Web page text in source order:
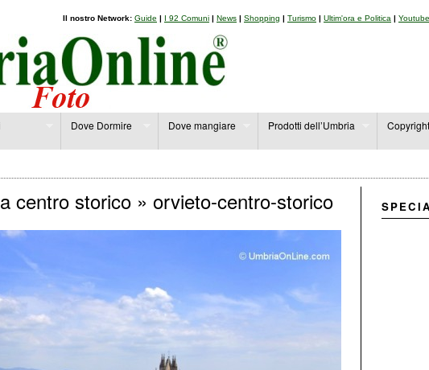
Il nostro Network: Guide | I 92 Comuni | News | Shopping | Turismo | Ultim'ora e Politica | Youtube
Dove Dormire Dove mangiare Prodotti dell’Umbria Copyright
centro storico » orvieto-centro-storico